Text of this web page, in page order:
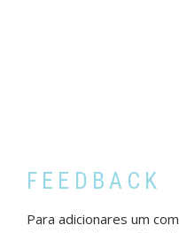
FEEDBACK
Para adicionares um